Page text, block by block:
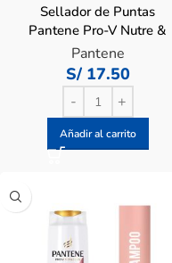
Sellador de Puntas
Pantene Pro-V Nutre &
Revitaliza Sérum – Tubo 90
ML
Pantene
S/17.50
Añadir al carrito